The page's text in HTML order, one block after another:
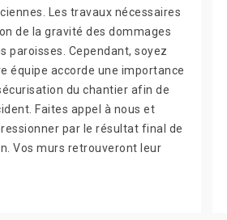
Les travaux nécessaires
de la gravité des dommages
paroisses. Cependant, soyez
équipe accorde une importance
du chantier afin de
Faites appel à nous et
par le résultat final de
Vos murs retrouveront leur